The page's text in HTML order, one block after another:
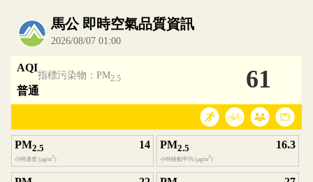
內嵌空氣品質小工具為視覺預覽，完整即時空